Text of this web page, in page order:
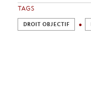
TAGS
DROIT OBJECTIF